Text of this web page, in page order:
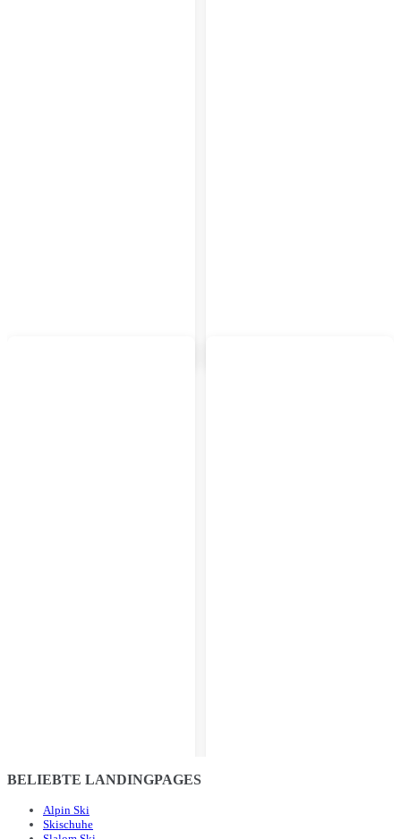
BELIEBTE LANDINGPAGES
Alpin Ski
Skischuhe